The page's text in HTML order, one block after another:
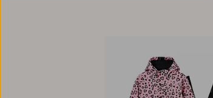
98/104110/116122/128134/140